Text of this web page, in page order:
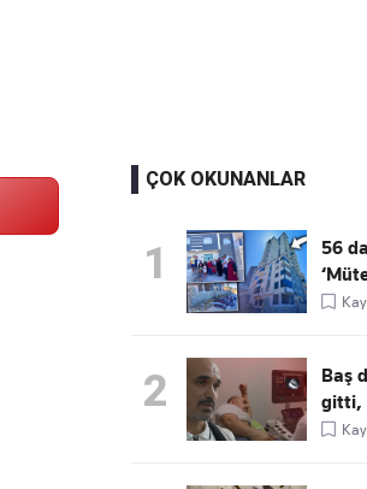
ÇOK OKUNANLAR
1
56
2
Baş
gitti,